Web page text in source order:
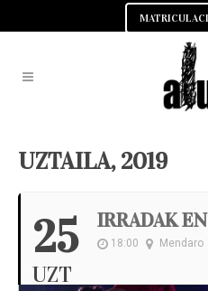
UZTAILA, 2019
25
UZT
IRRADAK
18:00 Mendaro